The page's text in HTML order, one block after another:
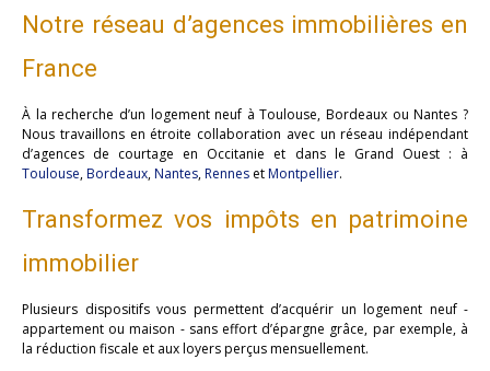
Notre réseau d’agences immobilières en
France
À la recherche d’un logement neuf à Toulouse, Bordeaux ou Nantes ?
Nous travaillons en étroite collaboration avec un réseau indépendant
d’agences de courtage en Occitanie et dans le Grand Ouest : à
Toulouse,Bordeaux,Nantes,Rennes etMontpellier.
Transformez vos impôts en patrimoine
immobilier
Plusieurs dispositifs vous permettent d’acquérir un logement neuf -
appartement ou maison - sans effort d’épargne grâce, par exemple, à
la réduction fiscale et aux loyers perçus mensuellement.